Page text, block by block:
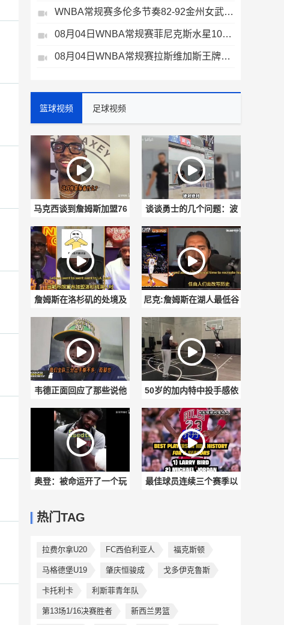
WNBA常规赛多伦多节奏82-92金州女武神全场集锦
08月04日WNBA常规赛菲尼克斯水星106-101芝加哥天空全场集锦
08月04日WNBA常规赛拉斯维加斯王牌109-87亚特兰大梦想全场集锦
篮球视频 足球视频
马克西谈到詹姆斯加盟76
人：过程远比外界想象的
简单
谈谈勇士的几个问题：波
杰的续约、最困难的部
分、克莱和德罗赞！
詹姆斯在洛杉矶的处境及
重返费城后的舆论变化，
合着都得挨骂
尼克:詹姆斯在湖人最低谷
时拯救了他们，如今湖人
却把他踢开
韦德正面回应了那些说他
不会投篮的质疑：我的职
责是持球冲击禁区
50岁的加内特中投手感依
旧丝滑！身体状态保持得
真好！
奥登：被命运开了一个玩
货，但缺少机会证明
最佳球员连续三个赛季以
热门TAG
拉费尔拿U20 FC西伯利亚人 福克斯顿
马格德堡U19 肇庆恒骏成 戈多伊克鲁斯
卡托利卡 利斯菲青年队
第13场1/16决赛胜者 新西兰男篮